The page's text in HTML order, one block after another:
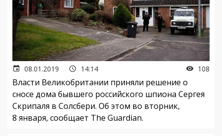
08.01.2019 14:14 108
Власти Великобритании приняли решение о
сносе дома бывшего российского шпиона Сергея
Скрипаля в Солсбери. Об этом во вторник,
8 января, сообщает The Guardian.